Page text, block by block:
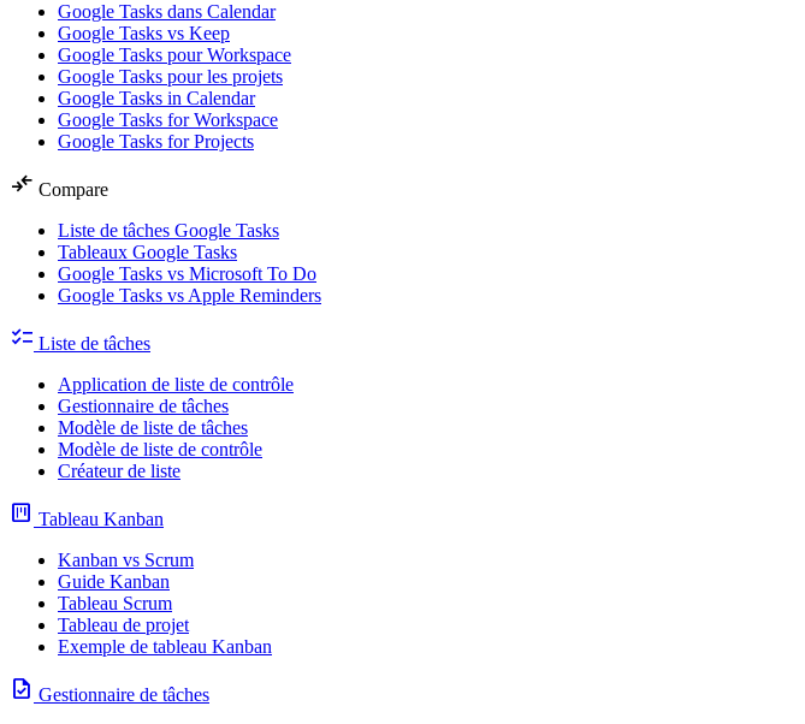
Google Tasks dans Calendar
Google Tasks vs Keep
Google Tasks pour Workspace
Google Tasks pour les projets
Google Tasks in Calendar
Google Tasks for Workspace
Google Tasks for Projects
compare_arrows Compare
Liste de tâches Google Tasks
Tableaux Google Tasks
Google Tasks vs Microsoft To Do
Google Tasks vs Apple Reminders
checklist Liste de tâches
Application de liste de contrôle
Gestionnaire de tâches
Modèle de liste de tâches
Modèle de liste de contrôle
Créateur de liste
view_kanban Tableau Kanban
Kanban vs Scrum
Guide Kanban
Tableau Scrum
Tableau de projet
Exemple de tableau Kanban
task Gestionnaire de tâches